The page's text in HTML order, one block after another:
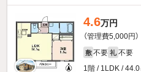
4.6万円
（管理費5,000円）
敷 不要 礼 不要
1階 / 1LDK / 44.0